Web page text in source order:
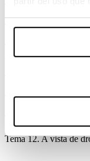
Tema 7. Fotografía,
Tema 8. El instante
contemporánea
Tema 9. El concepto
Tema 10. Fotoensayo
Tema 11. El siglo
Tema 12. A vista de